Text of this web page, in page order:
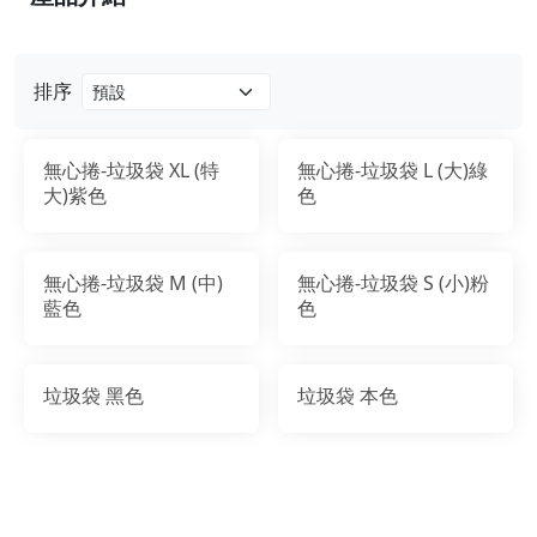
排序
無心捲-垃圾袋 XL (特
大)紫色
無心捲-垃圾袋 L (大)綠
色
無心捲-垃圾袋 M (中)
藍色
無心捲-垃圾袋 S (小)粉
色
垃圾袋 黑色 垃圾袋 本色